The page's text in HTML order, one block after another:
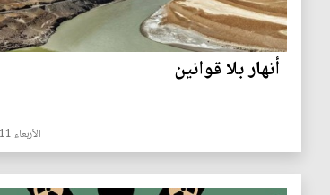
أنهار بلا قوانين
الأربعاء 11 حزيران 2025